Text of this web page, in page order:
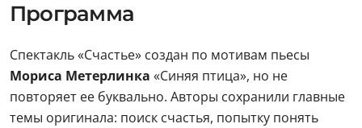
Программа
Спектакль «Счастье» создан по мотивам пьесы
Мориса Метерлинка «Синяя птица», но не
повторяет ее буквально. Авторы сохранили главные
темы оригинала: поиск счастья, попытку понять